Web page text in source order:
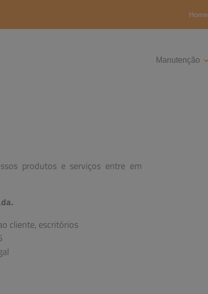
Home
Manutenção
produtos e serviços entre em
cliente, escritórios